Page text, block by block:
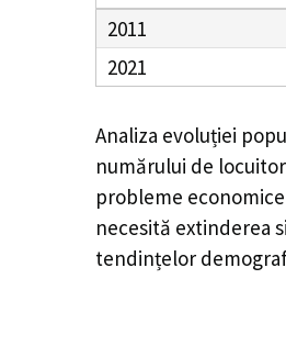
2011
2021
Analiza evoluției
numărului de
probleme
necesită extinderea
tendințelor